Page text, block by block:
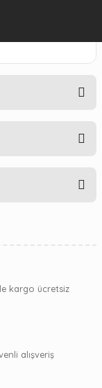
kargo ücretsiz
alışveriş